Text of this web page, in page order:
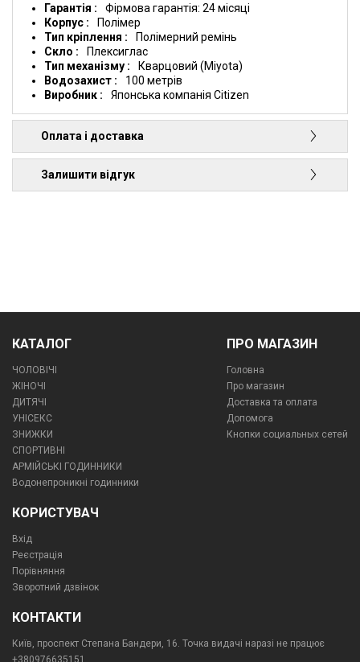
Гарантія
Фірмова гарантія: 24 місяці
Корпус
Полімер
Тип кріплення
Полімерний ремінь
Скло
Плексиглас
Тип механізму
Кварцовий (Miyota)
Водозахист
100 метрів
Виробник
Японська компанія Citizen
Оплата і доставка
Залишити відгук
КАТАЛОГ
ЧОЛОВІЧІ
ЖІНОЧІ
ДИТЯЧІ
УНІСЕКС
ЗНИЖКИ
СПОРТИВНІ
АРМІЙСЬКІ ГОДИННИКИ
Водонепроникні годинники
ПРО МАГАЗИН
Головна
Про магазин
Доставка та оплата
Допомога
Кнопки социальных сетей
КОРИСТУВАЧ
Вхід
Реєстрація
Порівняння
Зворотний дзвінок
КОНТАКТИ
Київ, проспект Степана Бандери, 16. Точка видачі наразі не працює
+380976635151